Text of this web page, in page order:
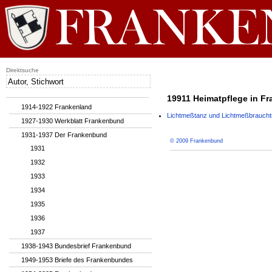
19911 Heimatpflege in
Lichtmeßtanz und
© 2009 Frankenbund
1914-1922 Frankenland
1927-1930 Werkblatt Frankenbund
1931-1937 Der Frankenbund
1931
1932
1933
1934
1935
1936
1937
1938-1943 Bundesbrief Frankenbund
1949-1953 Briefe des Frankenbundes
Direktsuche